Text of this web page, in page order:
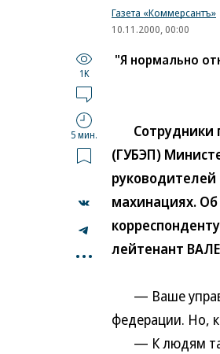
Газета «Коммерсантъ»
10.11.2000, 00:00
1K
5 мин.
...
"Я нормально
Сотрудники
(ГУБЭП)
махинациях.
лейтенант
— Ваше
федерации. Но,
— К людям